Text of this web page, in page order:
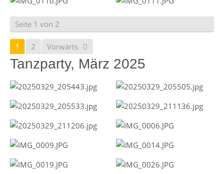
Seite 1 von 2
1 2 Vorwärts
Tanzparty, März 2025